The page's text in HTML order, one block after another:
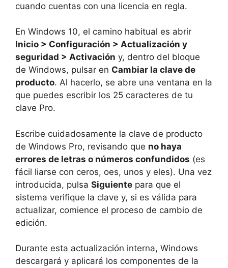
cuando cuentas con una licencia en regla.
En Windows 10, el camino habitual es abrir
Inicio > Configuración > Actualización y
seguridad > Activación y, dentro del bloque
de Windows, pulsar en Cambiar la clave de
producto. Al hacerlo, se abre una ventana en la
que puedes escribir los 25 caracteres de tu
clave Pro.
Escribe cuidadosamente la clave de producto
de Windows Pro, revisando que no haya
errores de letras o números confundidos (es
fácil liarse con ceros, oes, unos y eles). Una vez
introducida, pulsa Siguiente para que el
sistema verifique la clave y, si es válida para
actualizar, comience el proceso de cambio de
edición.
Durante esta actualización interna, Windows
descargará y aplicará los componentes de la